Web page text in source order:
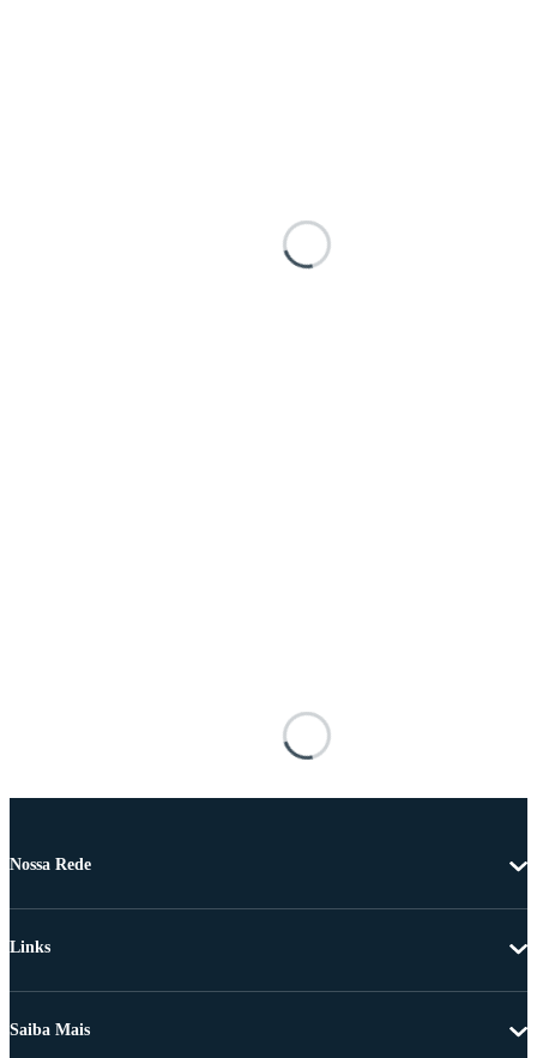
Nossa Rede
Links
Saiba Mais